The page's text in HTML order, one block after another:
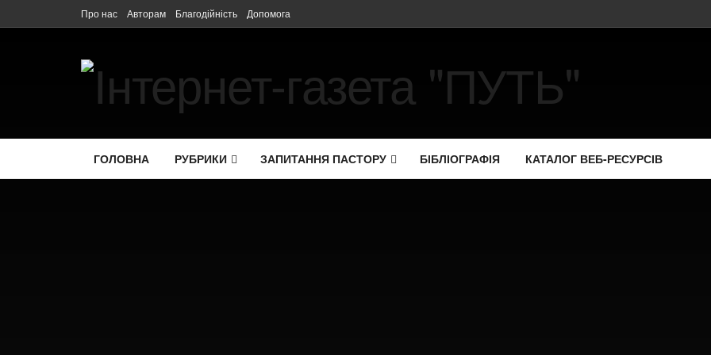
Про нас Авторам Благодійність Допомога
ГОЛОВНА РУБРИКИ ЗАПИТАННЯ ПАСТОРУ БІБЛІОГРАФІЯ КАТАЛОГ ВЕБ-РЕСУРСІВ